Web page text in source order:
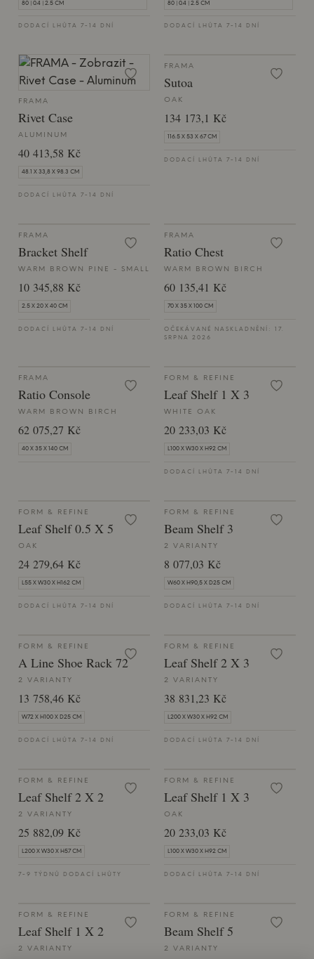
80 | 0.4 | 2.5 CM
DODACÍ LHŮTA 7-14 DNÍ
80 | 0.4 | 2.5 CM
DODACÍ LHŮTA 7-14 DNÍ
FRAMA
Rivet Case
ALUMINUM
40 413,58 Kč
48.1 X 33,8 X 98.3 CM
DODACÍ LHŮTA 7-14 DNÍ
FRAMA
Sutoa
OAK
134 173,1 Kč
116.5 X 53 X 67 CM
DODACÍ LHŮTA 7-14 DNÍ
FRAMA
Bracket Shelf
WARM BROWN PINE - SMALL
10 345,88 Kč
2.5 X 20 X 40 CM
DODACÍ LHŮTA 7-14 DNÍ
FRAMA
Ratio Chest
WARM BROWN BIRCH
60 135,41 Kč
70 X 35 X 100 CM
OČEKÁVANÉ NASKLADNĚNÍ: 17.
SRPNA 2026
FRAMA
Ratio Console
WARM BROWN BIRCH
62 075,27 Kč
40 X 35 X 140 CM
FORM & REFINE
Leaf Shelf 1 X 3
WHITE OAK
20 233,03 Kč
L100 X W30 X H92 CM
DODACÍ LHŮTA 7-14 DNÍ
FORM & REFINE
Leaf Shelf 0.5 X 5
OAK
24 279,64 Kč
L55 X W30 X H162 CM
DODACÍ LHŮTA 7-14 DNÍ
FORM & REFINE
Beam Shelf 3
2 VARIANTY
8 077,03 Kč
W60 X H90,5 X D25 CM
DODACÍ LHŮTA 7-14 DNÍ
FORM & REFINE
A Line Shoe Rack 72
2 VARIANTY
13 758,46 Kč
W72 X H100 X D25 CM
DODACÍ LHŮTA 7-14 DNÍ
FORM & REFINE
Leaf Shelf 2 X 3
2 VARIANTY
38 831,23 Kč
L200 X W30 X H92 CM
DODACÍ LHŮTA 7-14 DNÍ
FORM & REFINE
Leaf Shelf 2 X 2
2 VARIANTY
25 882,09 Kč
L200 X W30 X H57 CM
7-9 TÝDNŮ DODACÍ LHŮTY
FORM & REFINE
Leaf Shelf 1 X 3
OAK
20 233,03 Kč
L100 X W30 X H92 CM
DODACÍ LHŮTA 7-14 DNÍ
FORM & REFINE
Leaf Shelf 1 X 2
2 VARIANTY
FORM & REFINE
Beam Shelf 5
2 VARIANTY